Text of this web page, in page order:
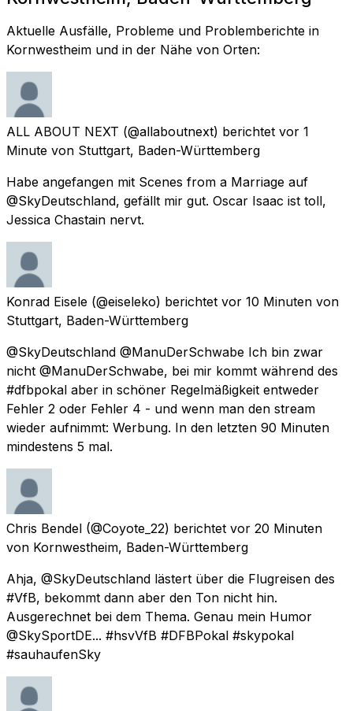
Aktuelle Ausfälle, Probleme und Problemberichte in
Kornwestheim und in der Nähe von Orten:
ALL ABOUT NEXT (@allaboutnext) berichtet vor 1
Minute von Stuttgart, Baden-Württemberg
Habe angefangen mit Scenes from a Marriage auf
@SkyDeutschland, gefällt mir gut. Oscar Isaac ist toll,
Jessica Chastain nervt.
Konrad Eisele (@eiseleko) berichtet vor 10 Minuten von
Stuttgart, Baden-Württemberg
@SkyDeutschland @ManuDerSchwabe Ich bin zwar
nicht @ManuDerSchwabe, bei mir kommt während des
#dfbpokal aber in schöner Regelmäßigkeit entweder
Fehler 2 oder Fehler 4 - und wenn man den stream
wieder aufnimmt: Werbung. In den letzten 90 Minuten
mindestens 5 mal.
Chris Bendel (@Coyote_22) berichtet vor 20 Minuten
von Kornwestheim, Baden-Württemberg
Ahja, @SkyDeutschland lästert über die Flugreisen des
#VfB, bekommt dann aber den Ton nicht hin.
Ausgerechnet bei dem Thema. Genau mein Humor
@SkySportDE... #hsvVfB #DFBPokal #skypokal
#sauhaufenSky